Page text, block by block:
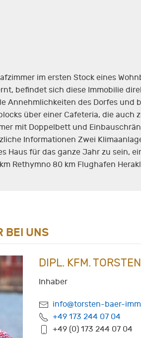
im ersten Stock eines
befindet sich diese Immobilie
Annehmlichkeiten des Dorfes und
über einer Cafeteria, die
mit Doppelbett und
Informationen Zwei
Haus für das ganze Jahr zu sein,
Rethymno 80 km Flughafen
BEI UNS
DIPL. KFM.
Inhaber
info@torsten-baer-
+49 173 244 07 04
+49 (0) 173 244 07 04